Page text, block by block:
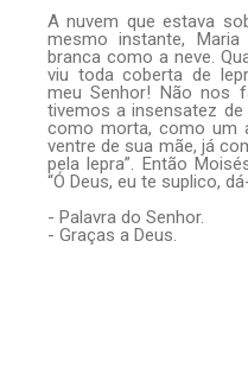
A nuvem que estava
mesmo instante,
branca como a neve.
viu toda coberta de
meu Senhor! Não nos
tivemos a insensatez
como morta, como um
ventre de sua mãe, já
pela lepra”. Então
“Ó Deus, eu te suplico,
- Palavra do Senhor.
- Graças a Deus.